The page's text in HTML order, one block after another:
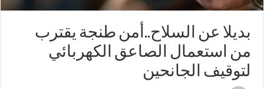
بديلا عن السلاح..أمن طنجة يقترب
من استعمال الصاعق الكهربائي
لتوقيف الجانحين